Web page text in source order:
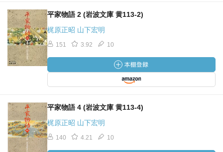
平家物語 2 (岩波文庫 黄113-2)
梶原正昭 山下宏明
151 3.92 10
平家物語 4 (岩波文庫 黄113-4)
梶原正昭 山下宏明
140 4.21 10